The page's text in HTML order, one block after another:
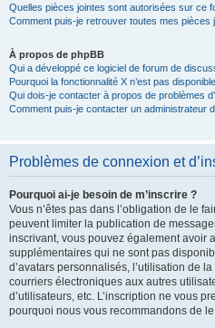
Quelles pièces jointes sont autorisées sur ce
Comment puis-je retrouver toutes mes pièces
À propos de phpBB
Qui a développé ce logiciel de forum de
Pourquoi la fonctionnalité X n’est pas
Qui dois-je contacter à propos de problèmes
Comment puis-je contacter un administrateur
Problèmes de connexion et
Pourquoi ai-je besoin de m’inscrire ?
Vous n’êtes pas dans l’obligation de le
peuvent limiter la publication de
inscrivant, vous pouvez également avoir
supplémentaires qui ne sont pas
d’avatars personnalisés, l’utilisation de
courriers électroniques aux autres
d’utilisateurs, etc. L’inscription ne vous
pourquoi nous vous recommandons de